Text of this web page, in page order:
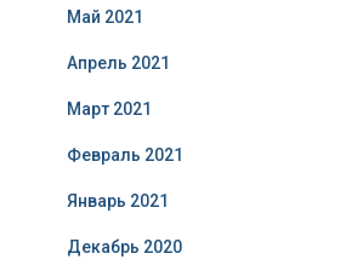
Май 2021
Апрель 2021
Март 2021
Февраль 2021
Январь 2021
Декабрь 2020